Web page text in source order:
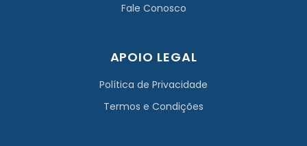
Fale Conosco
APOIO LEGAL
Política de Privacidade
Termos e Condições